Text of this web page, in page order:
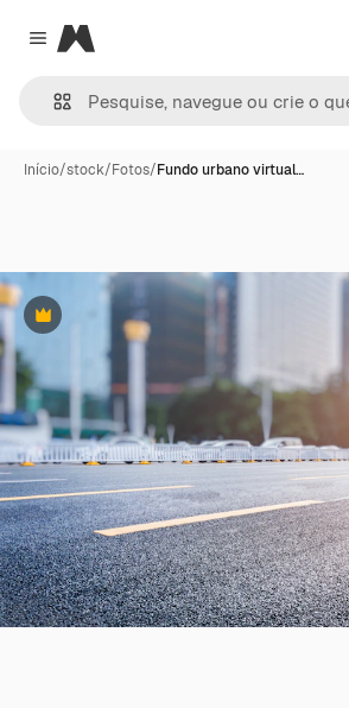
Close menu
Magnific
Início/stock/Fotos/Fundo urbano virtual…
Premium